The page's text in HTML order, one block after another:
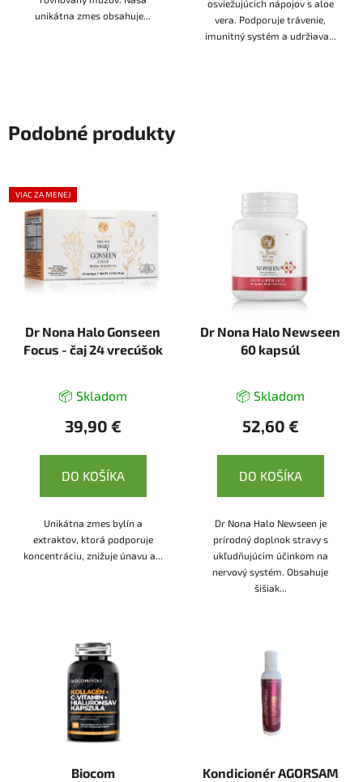
unikátna zmes obsahuje...
osviežujúcich nápojov s aloe
vera. Podporuje trávenie,
imunitný systém a udržiava...
Podobné produkty
VIAC ZA MENEJ
Dr Nona Halo Gonseen
Focus - čaj 24 vrecúšok
📦 Skladom
39,90 €
DO KOŠÍKA
Unikátna zmes bylín a
extraktov, ktorá podporuje
koncentráciu, znižuje únavu a...
Dr Nona Halo Newseen
60 kapsúl
📦 Skladom
52,60 €
DO KOŠÍKA
Dr Nona Halo Newseen je
prírodný doplnok stravy s
ukľudňujúcim účinkom na
nervový systém. Obsahuje
šišiak...
Biocom
Kondicionér AGORSAM